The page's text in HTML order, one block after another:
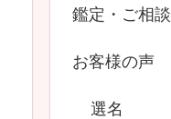
鑑定・ご相談
お客様の声
選名